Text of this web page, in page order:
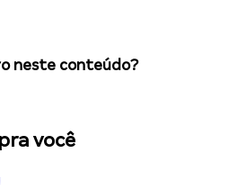
neste conteúdo?
você